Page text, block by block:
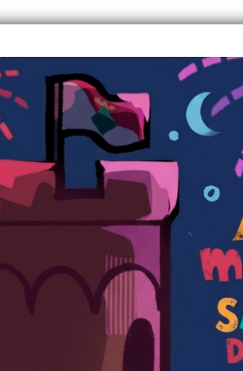
temporal
Litoral